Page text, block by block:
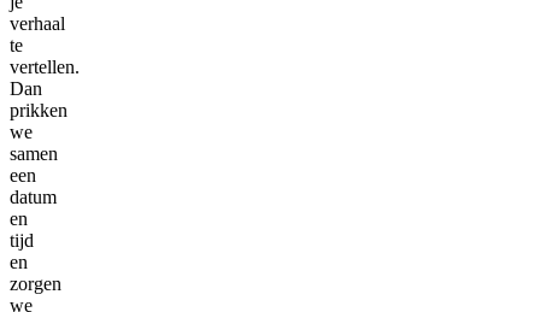
verhaal
te
vertellen.
Dan
prikken
we
samen
een
datum
en
tijd
en
zorgen
we